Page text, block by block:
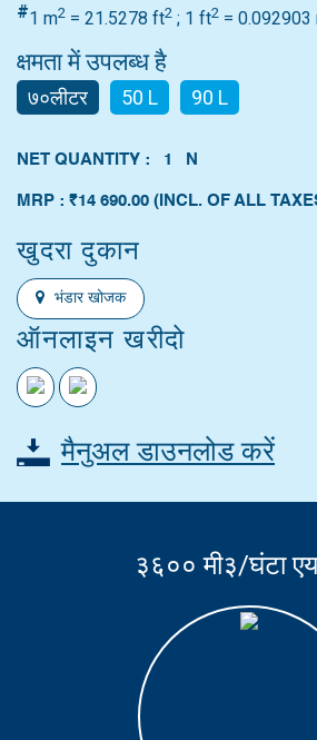
#1 m2 = 21.5278 ft2 ; 1 ft2 = 0.092903
क्षमता में उपलब्ध है
७०लीटर 50 L 90 L
NET QUANTITY : 1 N
MRP : ₹14 690.00 (INCL. OF ALL
खुदरा दुकान
भंडार खोजक
ऑनलाइन खरीदो
मैनुअल डाउनलोड करें
३६०० मी३/घंटा